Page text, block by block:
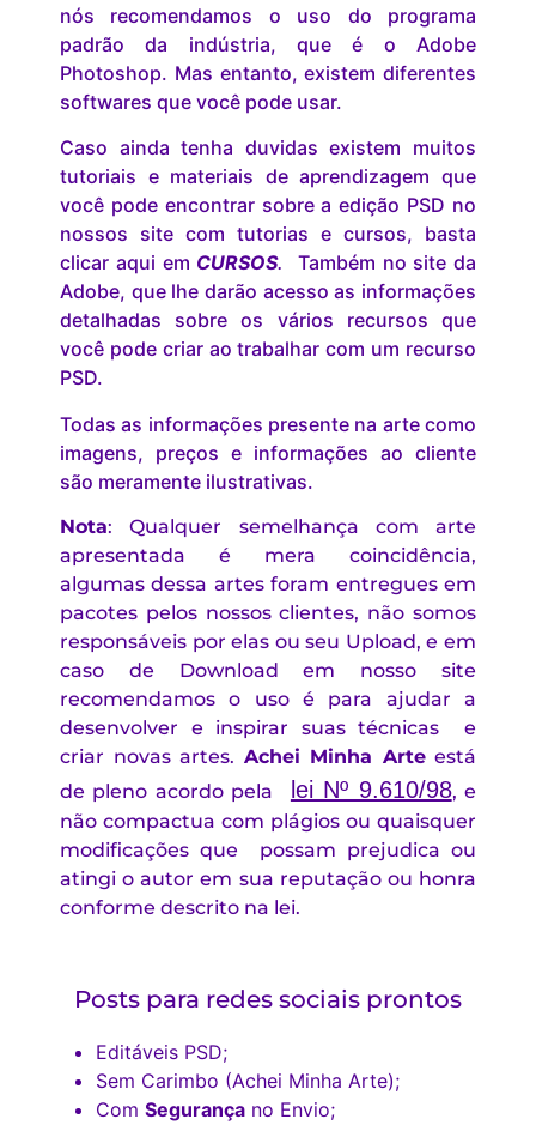
nós recomendamos o uso do programa
padrão da indústria, que é o Adobe
Photoshop. Mas entanto, existem diferentes
softwares que você pode usar.
Caso ainda tenha duvidas existem muitos
tutoriais e materiais de aprendizagem que
você pode encontrar sobre a edição PSD no
nossos site com tutorias e cursos, basta
clicar aqui em CURSOS.
Também no site da
Adobe, que lhe darão acesso as informações
detalhadas sobre os vários recursos que
você pode criar ao trabalhar com um recurso
PSD.
Todas as informações presente na arte como
imagens, preços e informações ao cliente
são meramente ilustrativas.
Nota: Qualquer semelhança com arte
apresentada é mera coincidência,
algumas dessa artes foram entregues em
pacotes pelos nossos clientes, não somos
responsáveis por elas ou seu Upload, e em
caso de Download em nosso site
recomendamos o uso é para ajudar a
desenvolver e inspirar suas técnicas e
criar novas artes. Achei Minha Arteestá
de pleno acordo pela
lei Nº 9.610/98, e
não compactua com plágios ou quaisquer
modificações que possam prejudica ou
atingi o autor em sua reputação ou honra
conforme descrito na lei.
Posts para redes sociais prontos
Editáveis PSD;
Sem Carimbo (Achei Minha Arte);
Com Segurança no Envio;